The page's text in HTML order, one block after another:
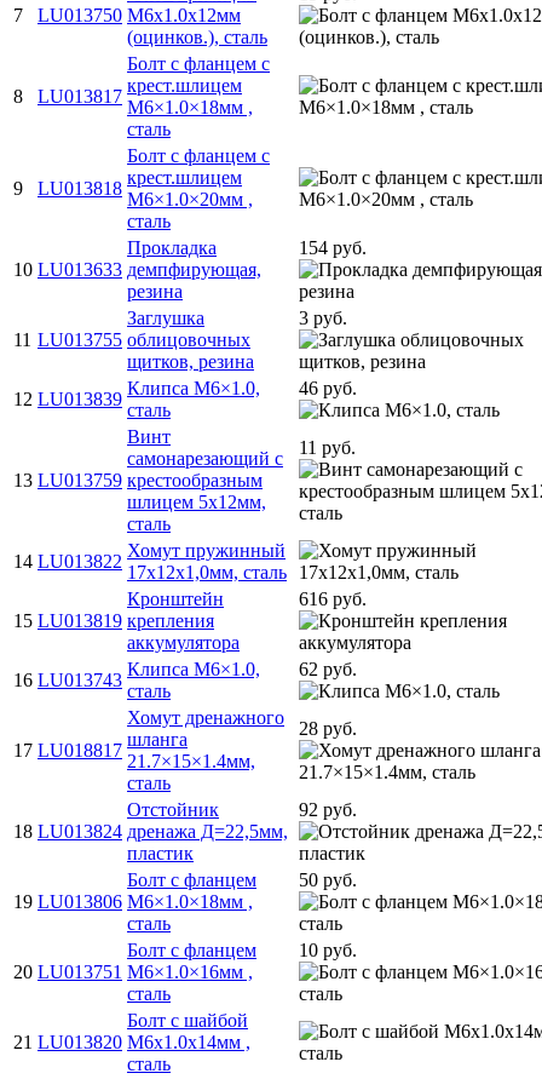
7 LU013750 M6х1.0х12мм
(оцинков.), сталь
8 LU013817
Болт с фланцем с
крест.шлицем
M6×1.0×18мм ,
сталь
9 LU013818
Болт с фланцем с
крест.шлицем
M6×1.0×20мм ,
сталь
10 LU013633
Прокладка
демпфирующая,
резина
154 руб.
11 LU013755
Заглушка
облицовочных
щитков, резина
3 руб.
12 LU013839
Клипса M6×1.0,
сталь
46 руб.
13 LU013759
Винт
самонарезающий с
крестообразным
шлицем 5х12мм,
сталь
11 руб.
14 LU013822
Хомут пружинный
17х12х1,0мм, сталь
15 LU013819
Кронштейн
крепления
аккумулятора
616 руб.
16 LU013743
Клипса M6×1.0,
сталь
62 руб.
17 LU018817
Хомут дренажного
шланга
21.7×15×1.4мм,
сталь
28 руб.
18 LU013824
Отстойник
дренажа Д=22,5мм,
пластик
92 руб.
19 LU013806
Болт с фланцем
M6×1.0×18мм ,
сталь
50 руб.
20 LU013751
Болт с фланцем
M6×1.0×16мм ,
сталь
10 руб.
21 LU013820
Болт с шайбой
M6x1.0x14мм ,
сталь